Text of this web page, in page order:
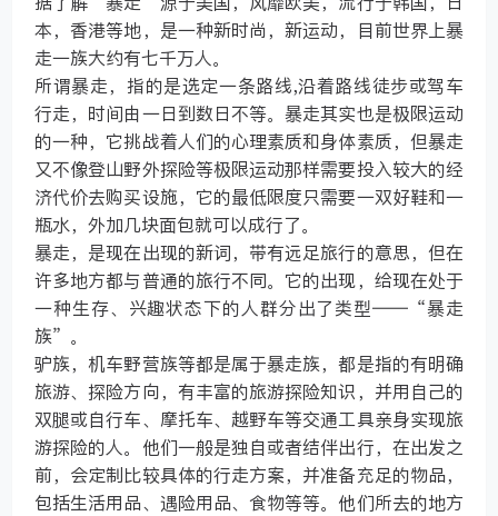
本，香港等地，是一种新时尚，新运动，目前世界上暴
走一族大约有七千万人。
所谓暴走，指的是选定一条路线,沿着路线徒步或驾车
行走，时间由一日到数日不等。暴走其实也是极限运动
的一种，它挑战着人们的心理素质和身体素质，但暴走
又不像登山野外探险等极限运动那样需要投入较大的经
济代价去购买设施，它的最低限度只需要一双好鞋和一
瓶水，外加几块面包就可以成行了。
暴走，是现在出现的新词，带有远足旅行的意思，但在
许多地方都与普通的旅行不同。它的出现，给现在处于
一种生存、兴趣状态下的人群分出了类型——“暴走
族”。
驴族，机车野营族等都是属于暴走族，都是指的有明确
旅游、探险方向，有丰富的旅游探险知识，并用自己的
双腿或自行车、摩托车、越野车等交通工具亲身实现旅
游探险的人。他们一般是独自或者结伴出行，在出发之
前，会定制比较具体的行走方案，并准备充足的物品，
包括生活用品、遇险用品、食物等等。他们所去的地方